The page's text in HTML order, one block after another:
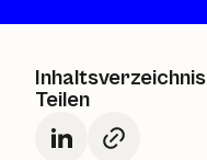
Inhaltsverzeichnis
Teilen